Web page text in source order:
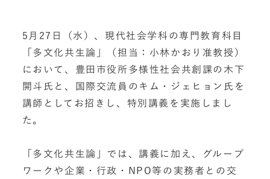
5月27日（水）、現代社会学科の専門教育科目
「多文化共生論」（担当：小林かおり准教授）
において、豊田市役所多様性社会共創課の木下
開斗氏と、国際交流員のキム・ジェヒョン氏を
講師としてお招きし、特別講義を実施しまし
た。
「多文化共生論」では、講義に加え、グループ
ワークや企業・行政・NPO等の実務者との交